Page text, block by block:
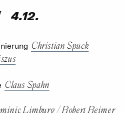
4.12.
Christian Spuck
Claus Spahn
Limburg/Robert Reimer